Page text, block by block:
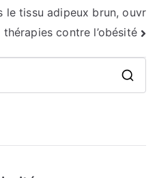
le tissu adipeux brun, ouvr
contre l’obésité